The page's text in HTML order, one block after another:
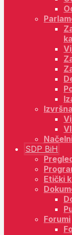
SDP BiH
Etički
Forumi